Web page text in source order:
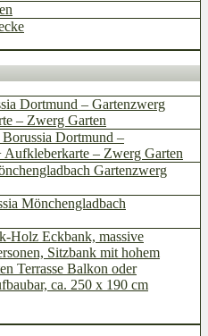
Dortmund – Gartenzwerg
– Zwerg Garten
Dortmund –
Aufkleberkarte – Zwerg Garten
Gartenzwerg
Mönchengladbach
Holz Eckbank, massive
Sitzbank mit hohem
Terrasse Balkon oder
ca. 250 x 190 cm